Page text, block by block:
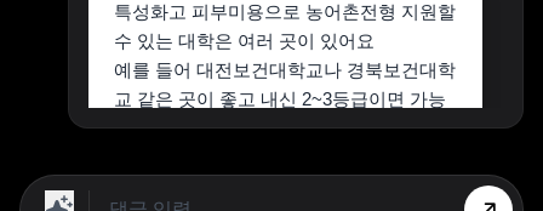
특성화고 피부미용으로 농어촌전형 지원할
수 있는 대학은 여러 곳이 있어요
예를 들어 대전보건대학교나 경북보건대학
교 같은 곳이 좋고 내신 2~3등급이면 가능
할 수 있어요!